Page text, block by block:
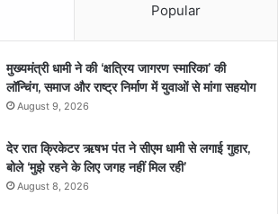
Popular
मुख्यमंत्री धामी ने की ‘क्षत्रिय जागरण स्मारिका’ की
लॉन्चिंग, समाज और राष्ट्र निर्माण में युवाओं से मांगा सहयोग
August 9, 2026
देर रात क्रिकेटर ऋषभ पंत ने सीएम धामी से लगाई गुहार,
बोले ‘मुझे रहने के लिए जगह नहीं मिल रही’
August 8, 2026